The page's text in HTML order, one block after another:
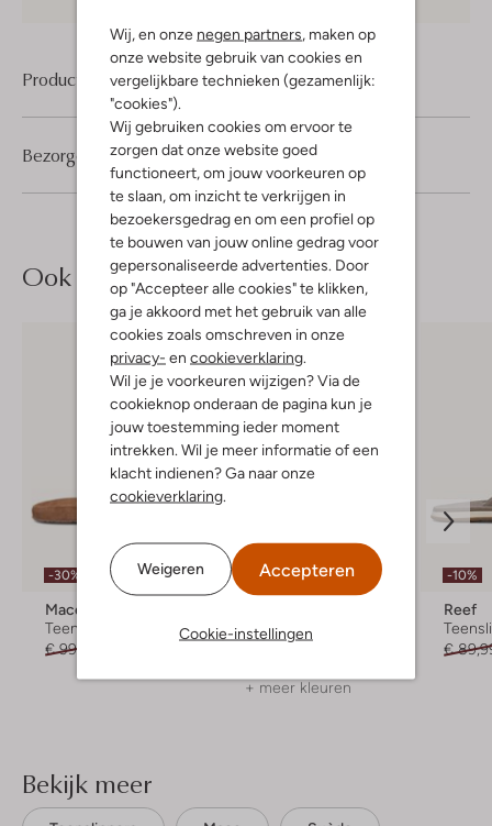
Wij, en onze negen partners , maken op
onze website gebruik van cookies en
vergelijkbare technieken (gezamenlijk:
"cookies").
Wij gebruiken cookies om ervoor te
zorgen dat onze website goed
functioneert, om jouw voorkeuren op
te slaan, om inzicht te verkrijgen in
bezoekersgedrag en om een profiel op
te bouwen van jouw online gedrag voor
gepersonaliseerde advertenties. Door
op "Accepteer alle cookies" te klikken,
ga je akkoord met het gebruik van alle
cookies zoals omschreven in onze
privacy- en cookieverklaring
Wil je je voorkeuren wijzigen? Via de
cookieknop onderaan de pagina kun je
jouw toestemming ieder moment
intrekken. Wil je meer informatie of een
klacht indienen? Ga naar onze
cookieverklaring
Weigeren Accepteren
Cookie-instellingen
Product informatie
Bezorgen & retourneren
Ook iets voor jou?
-30%
Mace
Teenslippers
€ 99,99
-10%
Teenslippers
+ meer kleuren
-10%
Reef
€
Bekijk meer